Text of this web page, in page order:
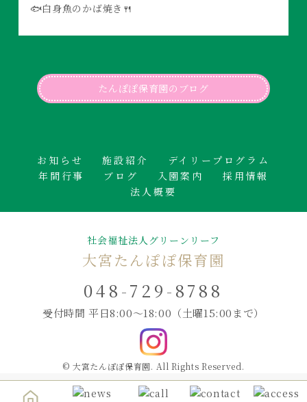
🐟白身魚のかば焼き🍴
たんぽぽ保育園のブログ
お知らせ 施設紹介
デイリープログラム
年間行事
ブログ 入園案内
採用情報
法人概要
社会福祉法人グリーンリーフ
大宮たんぽぽ保育園
048-729-8788
受付時間 平日8:00～18:00 （土曜15:00まで）
© 大宮たんぽぽ保育園. All Rights Reserved.